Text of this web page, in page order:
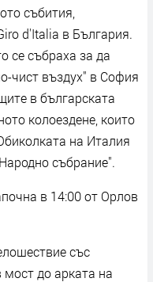
събития,
d'Italia в България.
се събраха за да
чист въздух" в София
в българската
колоездене, които
на Италия
събрание".
в 14:00 от Орлов
със
мост до арката на